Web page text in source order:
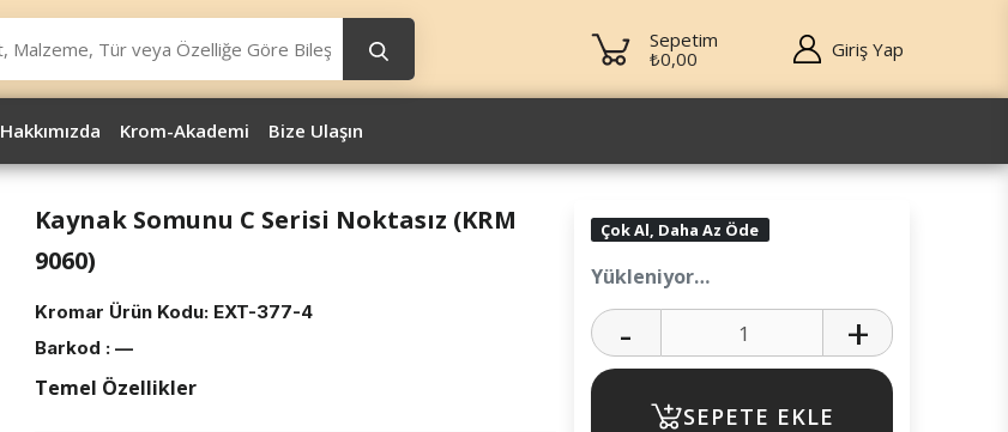
Sepetim
₺0,00
Giriş Yap
Hakkımızda Krom-Akademi Bize Ulaşın
Kaynak Somunu C Serisi Noktasız (KRM
9060)
Kromar Ürün Kodu: EXT-377-4
Barkod : —
Temel Özellikler
Çok Al, Daha Az Öde
Yükleniyor…
- +
SEPETE EKLE